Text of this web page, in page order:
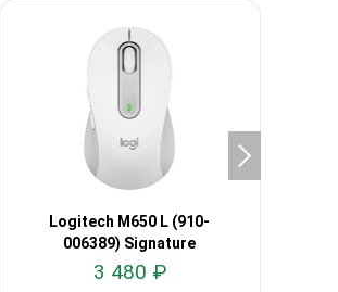
Logitech M650 L (910-
006389) Signature
3 480 ₽